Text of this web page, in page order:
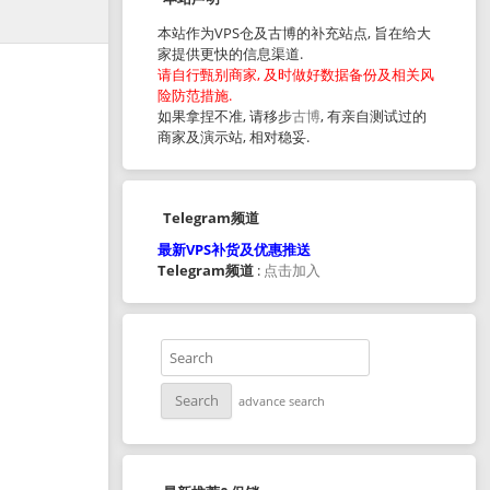
本站作为VPS仓及古博的补充站点, 旨在给大
家提供更快的信息渠道.
请自行甄别商家, 及时做好数据备份及相关风
险防范措施.
如果拿捏不准, 请移步古博, 有亲自测试过的
商家及演示站, 相对稳妥.
Telegram频道
最新VPS补货及优惠推送
Telegram频道 : 点击加入
advance search